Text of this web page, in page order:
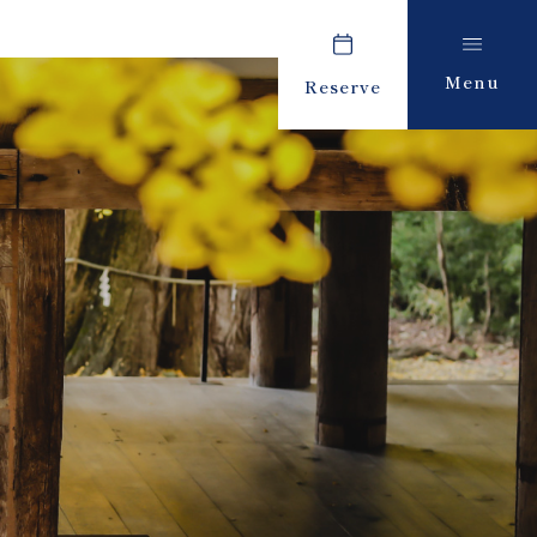
Reserve Menu